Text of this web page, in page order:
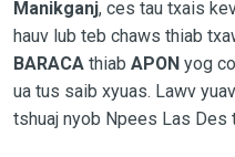
Manikganj, ces tau txais
hauv lub teb chaws thiab
BARACAthiab APONyog
ua tus saib xyuas. Lawv
tshuaj nyob Npees Las Des